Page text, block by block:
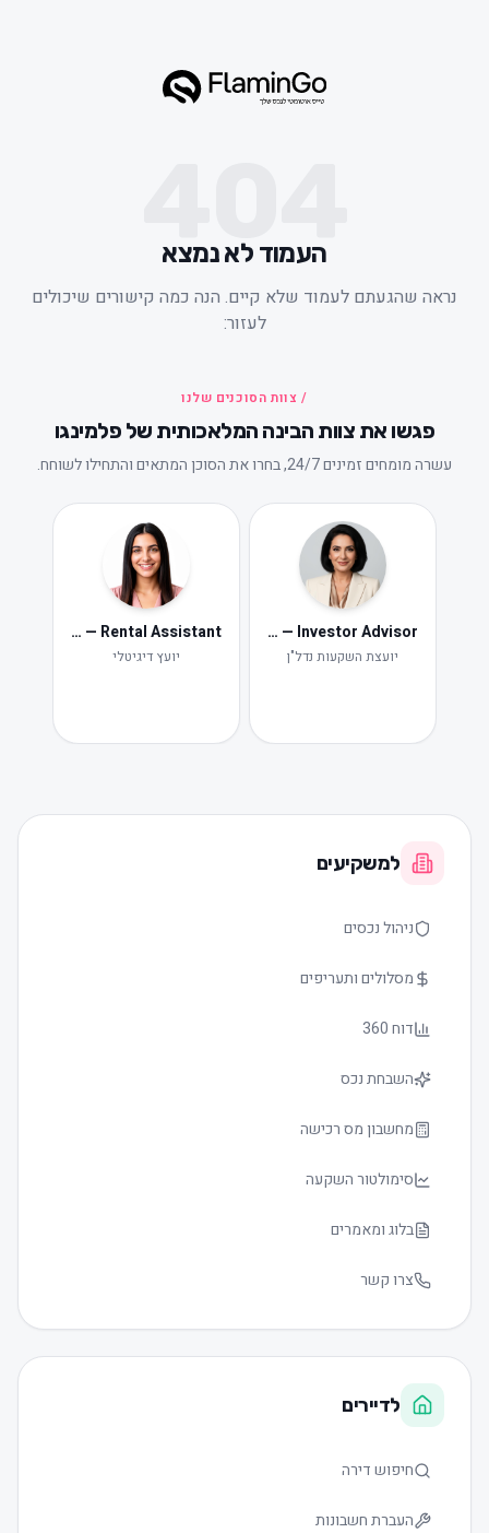
העמוד לא נמצא
שהגעתם לעמוד שלא קיים. הנה כמה קישורים שיכולים
לעזור:
/ צוות הסוכנים שלנו
פגשו את צוות הבינה המלאכותית של פלמינגו
עשרה מומחים זמינים 24/7, בחרו את הסוכן המתאים והתחילו לשוחח.
Iris — Investor Advisor
יועצת השקעות נדל"ן
Neta — Rental Assistant
יועץ דיגיטלי
למשקיעים
ניהול נכסים
מסלולים ותעריפים
דוח 360
השבחת נכס
מחשבון מס רכישה
סימולטור השקעה
בלוג ומאמרים
צרו קשר
לדיירים
חיפוש דירה
העברת חשבונות